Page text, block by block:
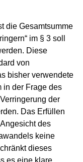
die Gesamtsumme
im § 3 soll
Diese
von
bisher verwendete
in der Frage des
der
Das Erfüllen
des
keine
dieses
es eine klare